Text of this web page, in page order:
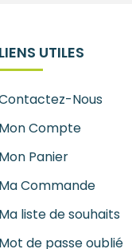
LIENS UTILES
Nous
Mon Compte
Mon Panier
Ma Commande
Ma liste de souhaits
Mot de passe oublié